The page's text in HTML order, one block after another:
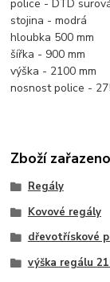
police - DTD
stojina - modrá
hloubka 500 mm
šířka - 900 mm
výška - 2100 mm
nosnost police -
Zboží
Regály
Kovové regály
dřevotřískové
výška regálu